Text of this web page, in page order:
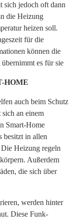
sich jedoch oft dann
die Heizung
heizen soll.
für die
können die
es für sie
HOME
auch beim Schutz
sich an einem
Smart-Home
besitzt in allen
Heizung regeln
Außerdem
die sich über
werden hinter
Diese Funk-